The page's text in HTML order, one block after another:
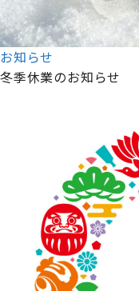
お知らせ
冬季休業のお知らせ